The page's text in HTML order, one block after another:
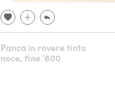
Panca in rovere tinto
noce, fine '800